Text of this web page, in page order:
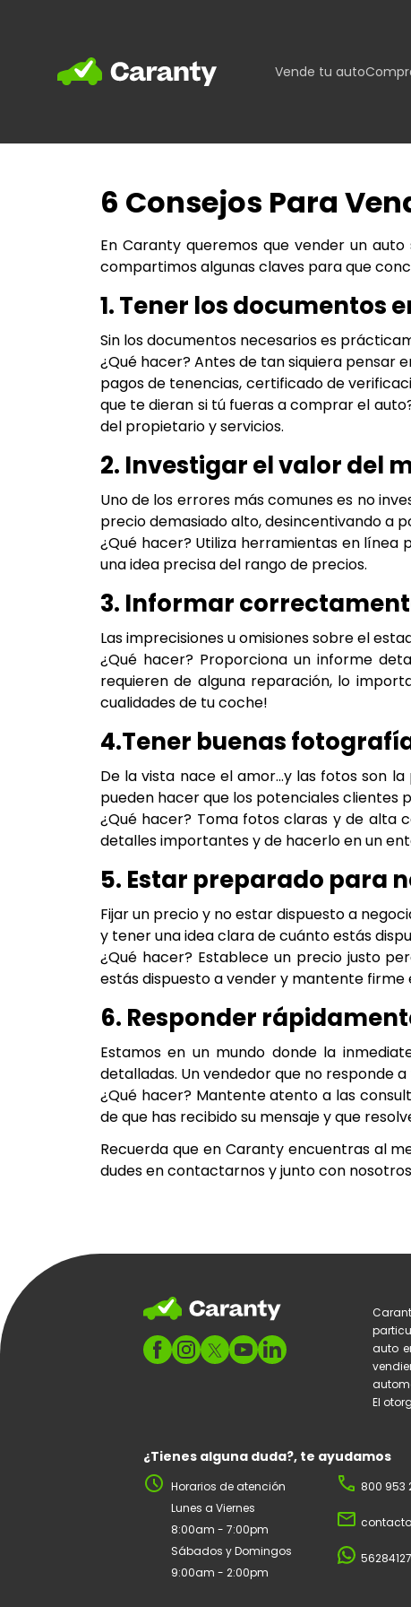
Home Vende tu auto
6 Consejos Para
En Caranty queremos que vender un
compartimos algunas claves para que
1. Tener los documentos
Sin los documentos necesarios es
¿Qué hacer? Antes de tan siquiera pensar
pagos de tenencias, certificado de
que te dieran si tú fueras a comprar el
del propietario y servicios.
2. Investigar el valor del
Uno de los errores más comunes es no
precio demasiado alto, desincentivando a
¿Qué hacer? Utiliza herramientas en
una idea precisa del rango de precios.
3. Informar
Las imprecisiones u omisiones sobre el
¿Qué hacer? Proporciona un informe
requieren de alguna reparación, lo
cualidades de tu coche!
4.Tener buenas
De la vista nace el amor…y las fotos son
pueden hacer que los potenciales clientes
¿Qué hacer? Toma fotos claras y de alta
detalles importantes y de hacerlo en un
5. Estar preparado para
Fijar un precio y no estar dispuesto a
y tener una idea clara de cuánto estás
¿Qué hacer? Establece un precio justo
estás dispuesto a vender y mantente firme
6. Responder
Estamos en un mundo donde la
detalladas. Un vendedor que no responde
¿Qué hacer? Mantente atento a las
de que has recibido su mensaje y que
Recuerda que en Caranty encuentras al
dudes en contactarnos y junto con
auto
El
¿Tienes alguna duda?, te ayudamos
schedule Horarios de atención
Lunes a Viernes
8:00am - 7:00pm
Sábados y Domingos
9:00am - 2:00pm
phone 800 953
mail_outline